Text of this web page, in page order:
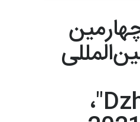
"Dzhmelyk"،